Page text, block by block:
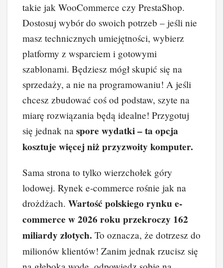
takie jak WooCommerce czy PrestaShop.
Dostosuj wybór do swoich potrzeb – jeśli nie
masz technicznych umiejętności, wybierz
platformy z wsparciem i gotowymi
szablonami. Będziesz mógł skupić się na
sprzedaży, a nie na programowaniu! A jeśli
chcesz zbudować coś od podstaw, szyte na
miarę rozwiązania będą idealne! Przygotuj
się jednak na spore wydatki – ta opcja
kosztuje więcej niż przyzwoity komputer.
Sama strona to tylko wierzchołek góry
lodowej. Rynek e-commerce rośnie jak na
drożdżach. Wartość polskiego rynku e-
commerce w 2026 roku przekroczy 162
miliardy złotych. To oznacza, że dotrzesz do
milionów klientów! Zanim jednak rzucisz się